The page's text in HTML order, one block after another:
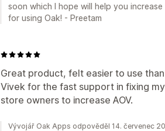
soon which I hope will help you
for using Oak! - Preetam
Great product, felt easier to use
Vivek for the fast support in fixing
store owners to increase AOV.
Vývojář Oak Apps odpověděl 14. červenec